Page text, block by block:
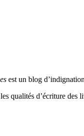
est un blog
qualités d’écriture